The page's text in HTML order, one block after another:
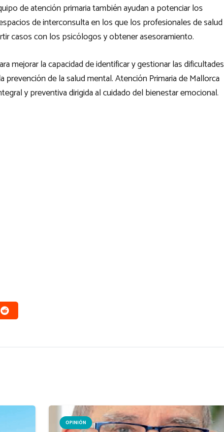
de atención primaria también ayudan a potenciar los
de interconsulta en los que los profesionales de salud
casos con los psicólogos y obtener asesoramiento.
mejorar la capacidad de identificar y gestionar las dificultades
de la salud mental. Atención Primaria de Mallorca
y preventiva dirigida al cuidado del bienestar emocional.
OPINIÓN